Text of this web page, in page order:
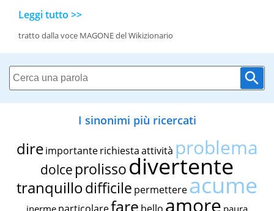
Leggi tutto >>
tratto dalla voce MAGONE del Wikizionario
I sinonimi più ricercati
dire importante richiestaattività problema
dolce prolissodivertente
tranquillodifficile permettereacume
fare amore